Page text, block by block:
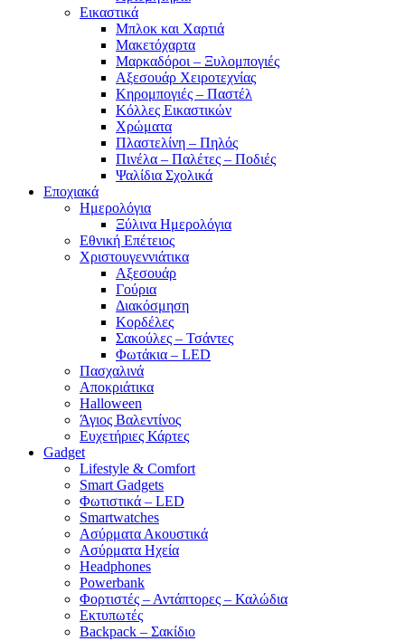
Εικαστικά
Μπλοκ και Χαρτιά
Μακετόχαρτα
Μαρκαδόροι – Ξυλομπογιές
Αξεσουάρ Χειροτεχνίας
Κηρομπογιές – Παστέλ
Κόλλες Εικαστικών
Χρώματα
Πλαστελίνη – Πηλός
Πινέλα – Παλέτες – Ποδιές
Ψαλίδια Σχολικά
Εποχιακά
Ημερολόγια
Ξύλινα Ημερολόγια
Εθνική Επέτειος
Χριστουγεννιάτικα
Αξεσουάρ
Γούρια
Διακόσμηση
Κορδέλες
Σακούλες – Τσάντες
Φωτάκια – LED
Πασχαλινά
Αποκριάτικα
Halloween
Άγιος Βαλεντίνος
Ευχετήριες Κάρτες
Gadget
Lifestyle & Comfort
Smart Gadgets
Φωτιστικά – LED
Smartwatches
Ασύρματα Ακουστικά
Ασύρματα Ηχεία
Headphones
Powerbank
Φορτιστές – Αντάπτορες – Καλώδια
Εκτυπωτές
Backpack – Σακίδιο